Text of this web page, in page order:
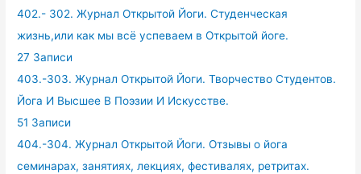
402.- 302. Журнал Открытой Йоги. Студенческая
жизнь,или как мы всё успеваем в Открытой йоге.
27 Записи
403.-303. Журнал Открытой Йоги. Творчество Студентов.
Йога И Высшее В Поэзии И Искусстве.
51 Записи
404.-304. Журнал Открытой Йоги. Отзывы о йога
семинарах, занятиях, лекциях, фестивалях, ретритах.